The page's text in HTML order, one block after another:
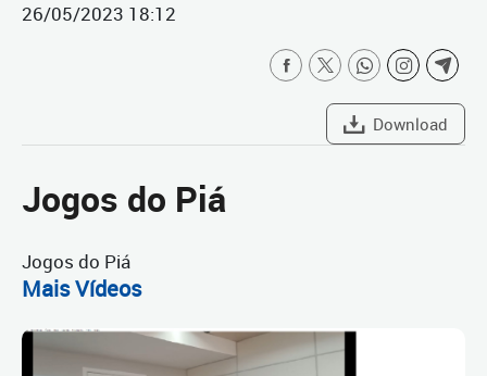
26/05/2023 18:12
Download
Jogos do Piá
Jogos do Piá
Mais Vídeos